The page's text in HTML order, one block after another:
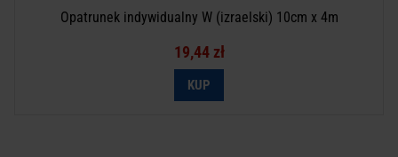
Opatrunek indywidualny W (izraelski) 10cm x 4m
19,44 zł